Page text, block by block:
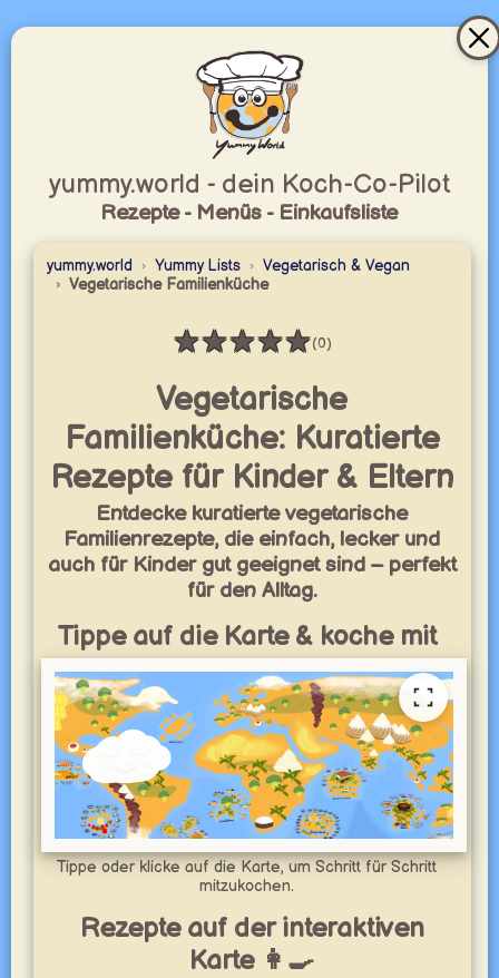
yummy.world - dein Koch-Co-Pilot
Rezepte - Menüs - Einkaufsliste
yummy.world Yummy Lists
Vegetarisch & Vegan
Vegetarische Familienküche
★★★★★
Bewertung: 0 / 5
(0)
Vegetarische
Familienküche: Kuratierte
Rezepte für Kinder & Eltern
Entdecke kuratierte vegetarische
Familienrezepte, die einfach, lecker und
auch für Kinder gut geeignet sind – perfekt
für den Alltag.
Tippe auf die Karte & koche mit
Tippe oder klicke auf die Karte, um Schritt für Schritt
mitzukochen.
Rezepte auf der interaktiven
Karte 👩‍🍳